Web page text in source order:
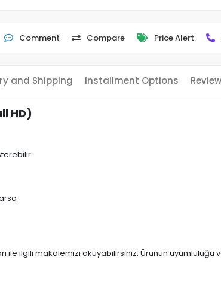
Comment Compare Price Alert
and Shipping Installment Options
HD)
ile ilgili makalemizi okuyabilirsiniz. Ürünün